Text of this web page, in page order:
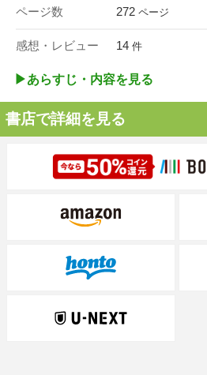
ページ数 272 ページ
感想・レビュー 14 件
▶︎あらすじ・内容を見る
書店で詳細を見る